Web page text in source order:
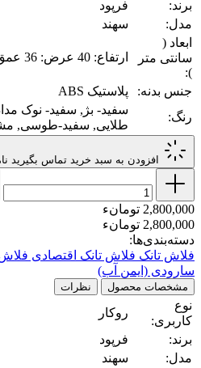
برند:
فرپود
مدل:
سهند
ابعاد (
سانتی متر
):
ارتفاع: 40 عرض: 36 عمق: 8.5
جنس بدنه:
پلاستیک ABS
رنگ:
سفید- بژ, سفید- نوک
طلایی, سفید-طوسی,
افزودن به سبد خرید تماس بگیرید
2,800,000 تومانء
2,800,000 تومانء
دسته‌بندی‌ها:
فلاش تانک فلاش تانک اقتصادی فلاش
سارودی (ایمن آب)
مشخصات محصول نظرات
نوع
کاربری:
روکار
برند:
فرپود
مدل:
سهند